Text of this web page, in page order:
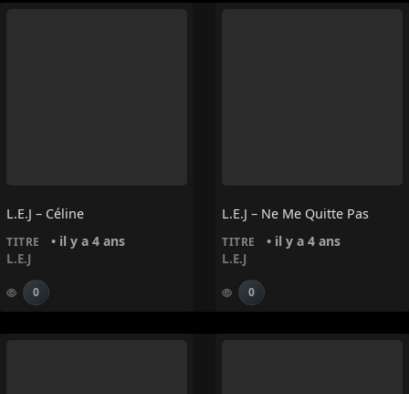
L.E.J – Céline
TITRE • il y a 4 ans
L.E.J
0
L.E.J – Ne Me Quitte Pas
TITRE • il y a 4 ans
L.E.J
0